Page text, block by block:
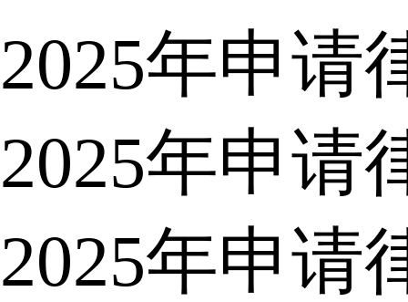
2025年申请
2025年申请
2025年申请